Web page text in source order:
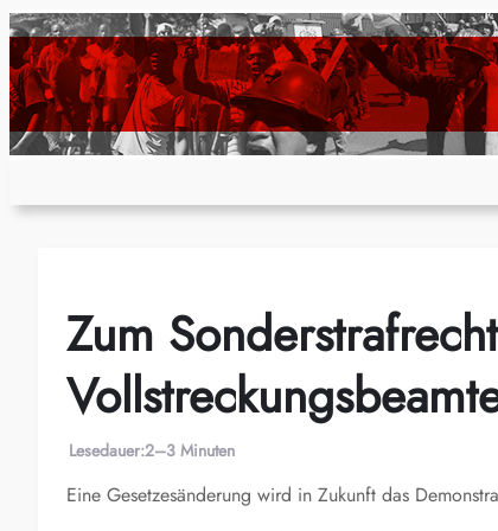
Zum
Inhalt
springen
Zum
Lesedauer:2–3 Minuten
Eine Gesetzesänderung wird in Zukunft das